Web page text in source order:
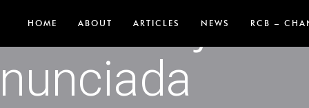
HOME ABOUT ARTICLES NEWS RCB –
Borjas: